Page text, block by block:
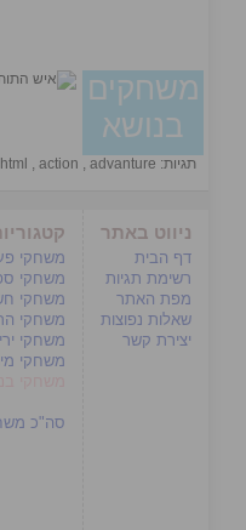
משחקים
בנושא
תגיות: html , action , advanture
ניווט באתר
דף הבית
רשימת תגיות
מפת האתר
שאלות נפוצות
יצירת קשר
משחקי
משחקי
משחקי
משחקי
משחקי
משחקי
סה"כ